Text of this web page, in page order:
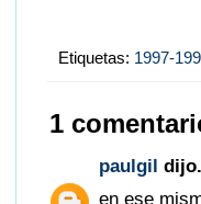
Etiquetas: 1997-
1
paulgil
en ese